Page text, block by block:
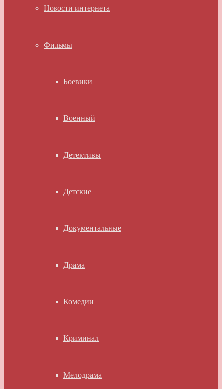
Новости интернета
Фильмы
Боевики
Военный
Детективы
Детские
Документальные
Драма
Комедии
Криминал
Мелодрама